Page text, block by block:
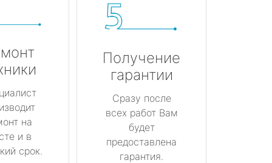
на
и в
срок.
Получение
гарантии
Сразу после
всех работ Вам
будет
предоставлена
гарантия.